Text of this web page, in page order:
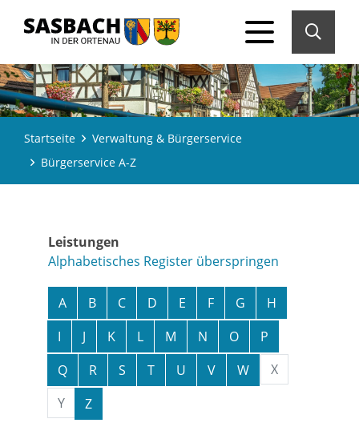
Startseite
Verwaltung & Bürgerservice
Bürgerservice A-Z
Leistungen
Alphabetisches Register überspringen
A B C D E F G
H
I
J K L M N O
P
Q
R S T U V W
X
Y
Z